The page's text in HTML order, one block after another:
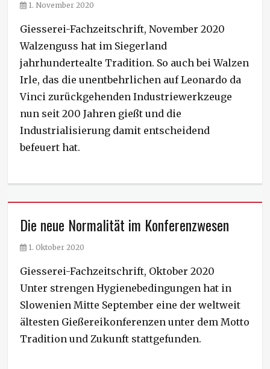
P
s
t
d
o
n
1. November 2020
Giesserei-Fachzeitschrift, November 2020
Walzenguss hat im Siegerland
jahrhundertealte Tradition. So auch bei Walzen
Irle, das die unentbehrlichen auf Leonardo da
Vinci zurückgehenden Industriewerkzeuge
nun seit 200 Jahren gießt und die
Industrialisierung damit entscheidend
befeuert hat.
Die neue Normalität im Konferenzwesen
P
s
t
d
o
n
1. Oktober 2020
Giesserei-Fachzeitschrift, Oktober 2020
Unter strengen Hygienebedingungen hat in
Slowenien Mitte September eine der weltweit
ältesten Gießereikonferenzen unter dem Motto
Tradition und Zukunft stattgefunden.